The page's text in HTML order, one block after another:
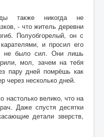
также никогда не
- что житель деревни
Полуобгорелый, он с
и просил его
не было сил. Они лишь
мол, зачем на тебя
пару дней помрёшь как
через несколько дней.
настолько велико, что на
Даже спустя десятки
детали зверств,